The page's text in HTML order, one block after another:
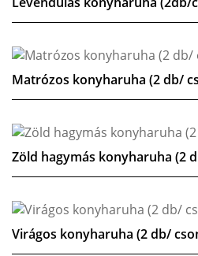
Matrózos konyharuha (2 db/
Zöld hagymás konyharuha (2
Virágos konyharuha (2 db/